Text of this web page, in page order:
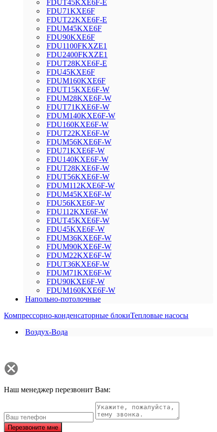
FDUT45KXE6F-E
FDU71KXE6F
FDUT22KXE6F-E
FDUM45KXE6F
FDU90KXE6F
FDU1100FKXZE1
FDU2400FKXZE1
FDUT28KXE6F-E
FDU45KXE6F
FDUM160KXE6F
FDUT15KXE6F-W
FDUM28KXE6F-W
FDUT71KXE6F-W
FDUM140KXE6F-W
FDU160KXE6F-W
FDUT22KXE6F-W
FDUM56KXE6F-W
FDU71KXE6F-W
FDU140KXE6F-W
FDUT28KXE6F-W
FDUT56KXE6F-W
FDUM112KXE6F-W
FDUM45KXE6F-W
FDU56KXE6F-W
FDU112KXE6F-W
FDUT45KXE6F-W
FDU45KXE6F-W
FDUM36KXE6F-W
FDUM90KXE6F-W
FDUM22KXE6F-W
FDUT36KXE6F-W
FDUM71KXE6F-W
FDU90KXE6F-W
FDUM160KXE6F-W
Напольно-потолочные
Компрессорно-конденсаторные блокиТепловые насосы
Воздух-Вода
Наш менеджер перезвонит Вам:
Перезвоните мне